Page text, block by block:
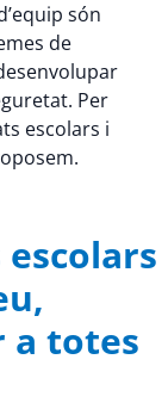
són
de
Per
escolars i
a totes